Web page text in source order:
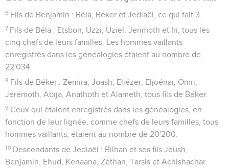
6 Fils de Benjamin : Béla, Béker et Jediaël, ce qui fait 3.
7 Fils de Béla : Etsbon, Uzzi, Uziel, Jerimoth et Iri, tous les
cinq chefs de leurs familles. Les hommes vaillants
enregistrés dans les généalogies étaient au nombre de
22'034.
8 Fils de Béker : Zemira, Joash, Eliézer, Eljoénaï, Omri,
Jerémoth, Abija, Anathoth et Alameth, tous fils de Béker.
9 Ceux qui étaient enregistrés dans les généalogies, en
fonction de leur lignée, comme chefs de leurs familles, tous
hommes vaillants, étaient au nombre de 20'200.
10 Descendants de Jediaël : Bilhan et ses fils Jeush,
Benjamin, Ehud, Kenaana, Zéthan, Tarsis et Achishachar.